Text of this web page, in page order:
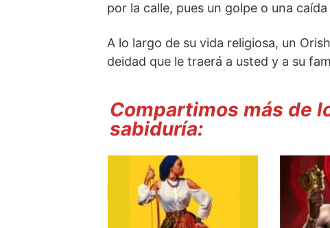
por la calle, pues un golpe o una
A lo largo de su vida religiosa, un
deidad que le traerá a usted y a su
Compartimos más de
sabiduría: